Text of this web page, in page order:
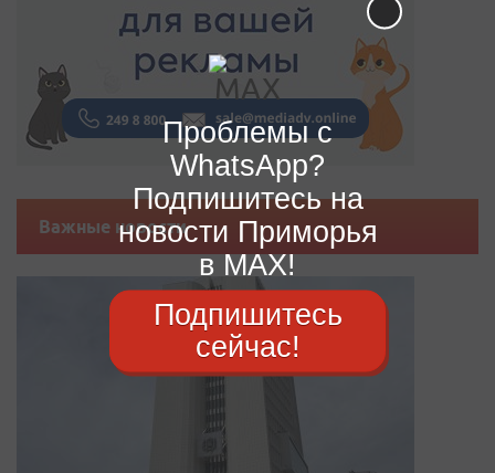
Важные новости
Проблемы с
WhatsApp?
Подпишитесь на
новости Приморья
в MAX!
Подпишитесь
сейчас!